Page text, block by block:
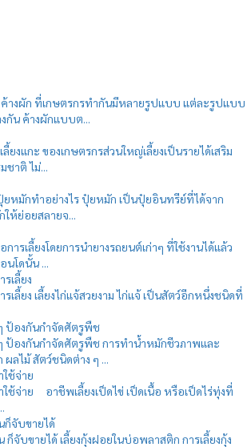
างผัก ที่เกษตรกรทำกันมีหลายรูปแบบ แต่ละรูปแบบ
กัน ค้างผักแบบต...
ยงแกะ ของเกษตรกรส่วนใหญ่เลี้ยงเป็นรายได้เสริม
ชาติ ไม่...
ยหมักทำอย่างไร ปุ๋ยหมัก เป็นปุ๋ยอินทรีย์ที่ได้จาก
ห้ย่อยสลายจ...
ารเลี้ยงโดยการนำยางรถยนต์เก่าๆ ที่ใช้งานได้แล้ว
นโดนั้น ...
เลี้ยง
รเลี้ยง เลี้ยงไก่แจ้สวยงาม ไก่แจ้ เป็นสัตว์อีกหนึ่งชนิดที่
ป้องกันกำจัดศัตรูพืช
ป้องกันกำจัดศัตรูพืช การทำน้ำหมักชีวภาพและ
ลไม้ สัตว์ชนิดต่าง ๆ ...
ช้จ่าย
ช้จ่าย อาชีพเลี้ยงเป็ดไข่ เป็ดเนื้อ หรือเป็ดไร่ทุ่งที่
ก็จับขายได้
จับขายได้ เลี้ยงกุ้งฝอยในบ่อพลาสติก การเลี้ยงกุ้ง